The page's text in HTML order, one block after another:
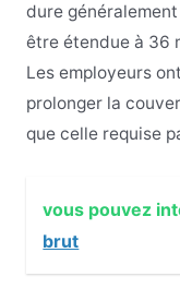
dure
être étendue à 36
Les employeurs
prolonger la
que celle requise
vous pouvez
brut